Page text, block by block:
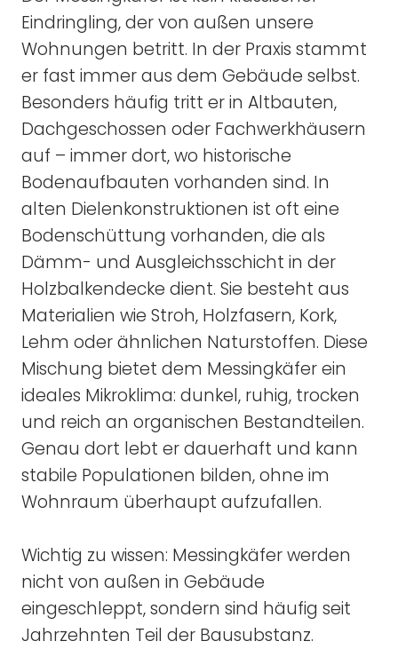
Eindringling, der von außen unsere
Wohnungen betritt. In der Praxis stammt
er fast immer aus dem Gebäude selbst.
Besonders häufig tritt er in Altbauten,
Dachgeschossen oder Fachwerkhäusern
auf – immer dort, wo historische
Bodenaufbauten vorhanden sind. In
alten Dielenkonstruktionen ist oft eine
Bodenschüttung vorhanden, die als
Dämm- und Ausgleichsschicht in der
Holzbalkendecke dient. Sie besteht aus
Materialien wie Stroh, Holzfasern, Kork,
Lehm oder ähnlichen Naturstoffen. Diese
Mischung bietet dem Messingkäfer ein
ideales Mikroklima: dunkel, ruhig, trocken
und reich an organischen Bestandteilen.
Genau dort lebt er dauerhaft und kann
stabile Populationen bilden, ohne im
Wohnraum überhaupt aufzufallen.
Wichtig zu wissen: Messingkäfer werden
nicht von außen in Gebäude
eingeschleppt, sondern sind häufig seit
Jahrzehnten Teil der Bausubstanz.